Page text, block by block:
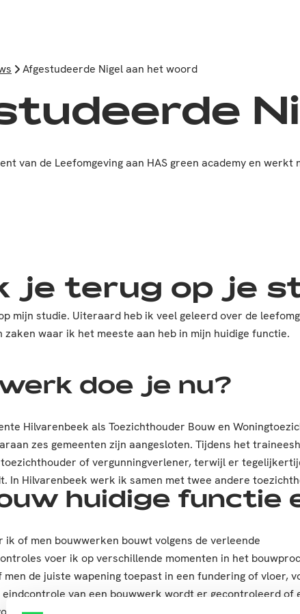
Afgestudeerde Nigel aan het woord
van de Leefomgeving aan HAS green academy en
je terug op je
mijn studie. Uiteraard heb ik veel geleerd over de
waar ik het meeste aan heb in mijn huidige functie.
doe je nu?
Hilvarenbeek als Toezichthouder Bouw en
zes gemeenten zijn aangesloten. Tijdens het
of vergunningverlener, terwijl er
In Hilvarenbeek werk ik samen met twee andere
huidige functie
of men bouwwerken bouwt volgens de verleende
voer ik op verschillende momenten in het
de juiste wapening toepast in een fundering of vloer,
van een bouwwerk wordt er gecontroleerd of